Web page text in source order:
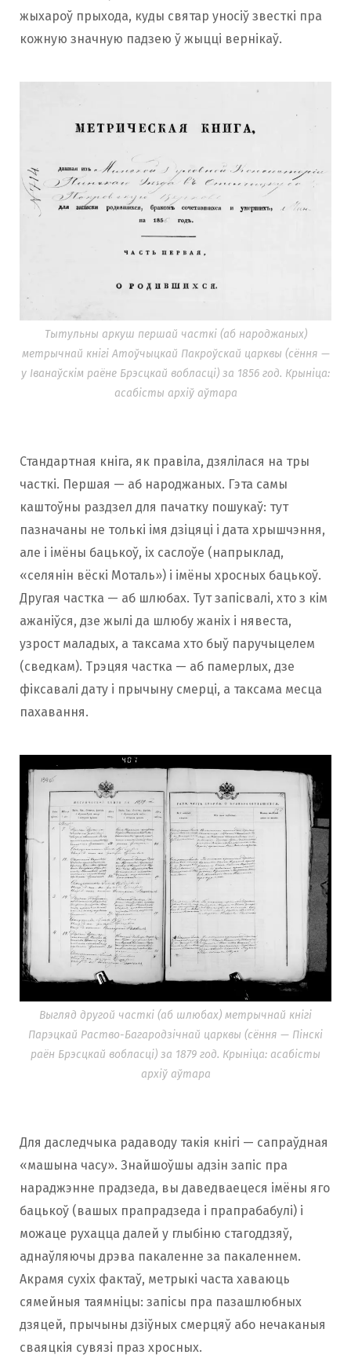
жыхароў прыхода, куды святар уносіў звесткі пра
кожную значную падзею ў жыцці вернікаў.
Тытульны аркуш першай часткі (аб народжаных)
метрычнай кнігі Атоўчыцкай Пакроўскай царквы (сёння —
у Іванаўскім раёне Брэсцкай вобласці) за 1856 год. Крыніца:
асабісты архіў аўтара
Стандартная кніга, як правіла, дзялілася на тры
часткі. Першая — аб народжаных. Гэта самы
каштоўны раздзел для пачатку пошукаў: тут
пазначаны не толькі імя дзіцяці і дата хрышчэння,
але і імёны бацькоў, іх саслоўе (напрыклад,
«селянін вёскі Моталь») і імёны хросных бацькоў.
Другая частка — аб шлюбах. Тут запісвалі, хто з кім
ажаніўся, дзе жылі да шлюбу жаніх і нявеста,
узрост маладых, а таксама хто быў паручыцелем
(сведкам). Трэцяя частка — аб памерлых, дзе
фіксавалі дату і прычыну смерці, а таксама месца
пахавання.
Выгляд другой часткі (аб шлюбах) метрычнай кнігі
Парэцкай Раство-Багародзічнай царквы (сёння — Пінскі
раён Брэсцкай вобласці) за 1879 год. Крыніца: асабісты
архіў аўтара
Для даследчыка радаводу такія кнігі — сапраўдная
«машына часу». Знайшоўшы адзін запіс пра
нараджэнне прадзеда, вы даведваецеся імёны яго
бацькоў (вашых прапрадзеда і прапрабабулі) і
можаце рухацца далей у глыбіню стагоддзяў,
аднаўляючы дрэва пакаленне за пакаленнем.
Акрамя сухіх фактаў, метрыкі часта хаваюць
сямейныя таямніцы: запісы пра пазашлюбных
дзяцей, прычыны дзіўных смерцяў або нечаканыя
сваяцкія сувязі праз хросных.